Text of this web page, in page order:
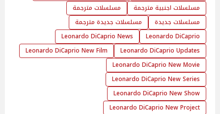
مسلسلات اجنبية مترجمة
مسلسلات مترجمة
مسلسلات جديدة
مسلسلات جديدة مترجمة
Leonardo DiCaprio
Leonardo DiCaprio News
Leonardo DiCaprio Updates
Leonardo DiCaprio New Film
Leonardo DiCaprio New Movie
Leonardo DiCaprio New Series
Leonardo DiCaprio New Show
Leonardo DiCaprio New Project